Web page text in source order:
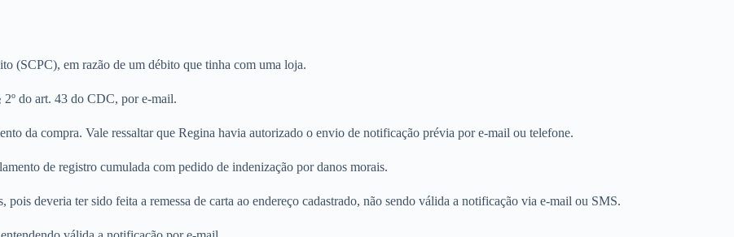
(SCPC), em razão de um débito que tinha com uma loja.
2º do art. 43 do CDC, por e-mail.
da compra. Vale ressaltar que Regina havia autorizado o envio de notificação prévia por e-mail ou telefone.
de registro cumulada com pedido de indenização por danos morais.
deveria ter sido feita a remessa de carta ao endereço cadastrado, não sendo válida a notificação via e-mail ou SMS.